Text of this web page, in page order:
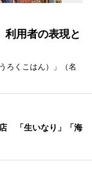
用者の表現と
ろくこはん）」（名
「生いなり」「海